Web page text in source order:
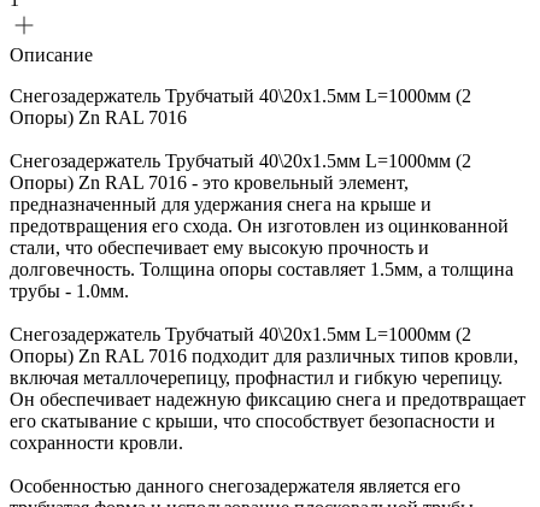
Описание
Снегозадержатель Трубчатый 40\20х1.5мм L=1000мм (2
Опоры) Zn RAL 7016
Снегозадержатель Трубчатый 40\20х1.5мм L=1000мм (2
Опоры) Zn RAL 7016 - это кровельный элемент,
предназначенный для удержания снега на крыше и
предотвращения его схода. Он изготовлен из оцинкованной
стали, что обеспечивает ему высокую прочность и
долговечность. Толщина опоры составляет 1.5мм, а толщина
трубы - 1.0мм.
Снегозадержатель Трубчатый 40\20х1.5мм L=1000мм (2
Опоры) Zn RAL 7016 подходит для различных типов кровли,
включая металлочерепицу, профнастил и гибкую черепицу.
Он обеспечивает надежную фиксацию снега и предотвращает
его скатывание с крыши, что способствует безопасности и
сохранности кровли.
Особенностью данного снегозадержателя является его